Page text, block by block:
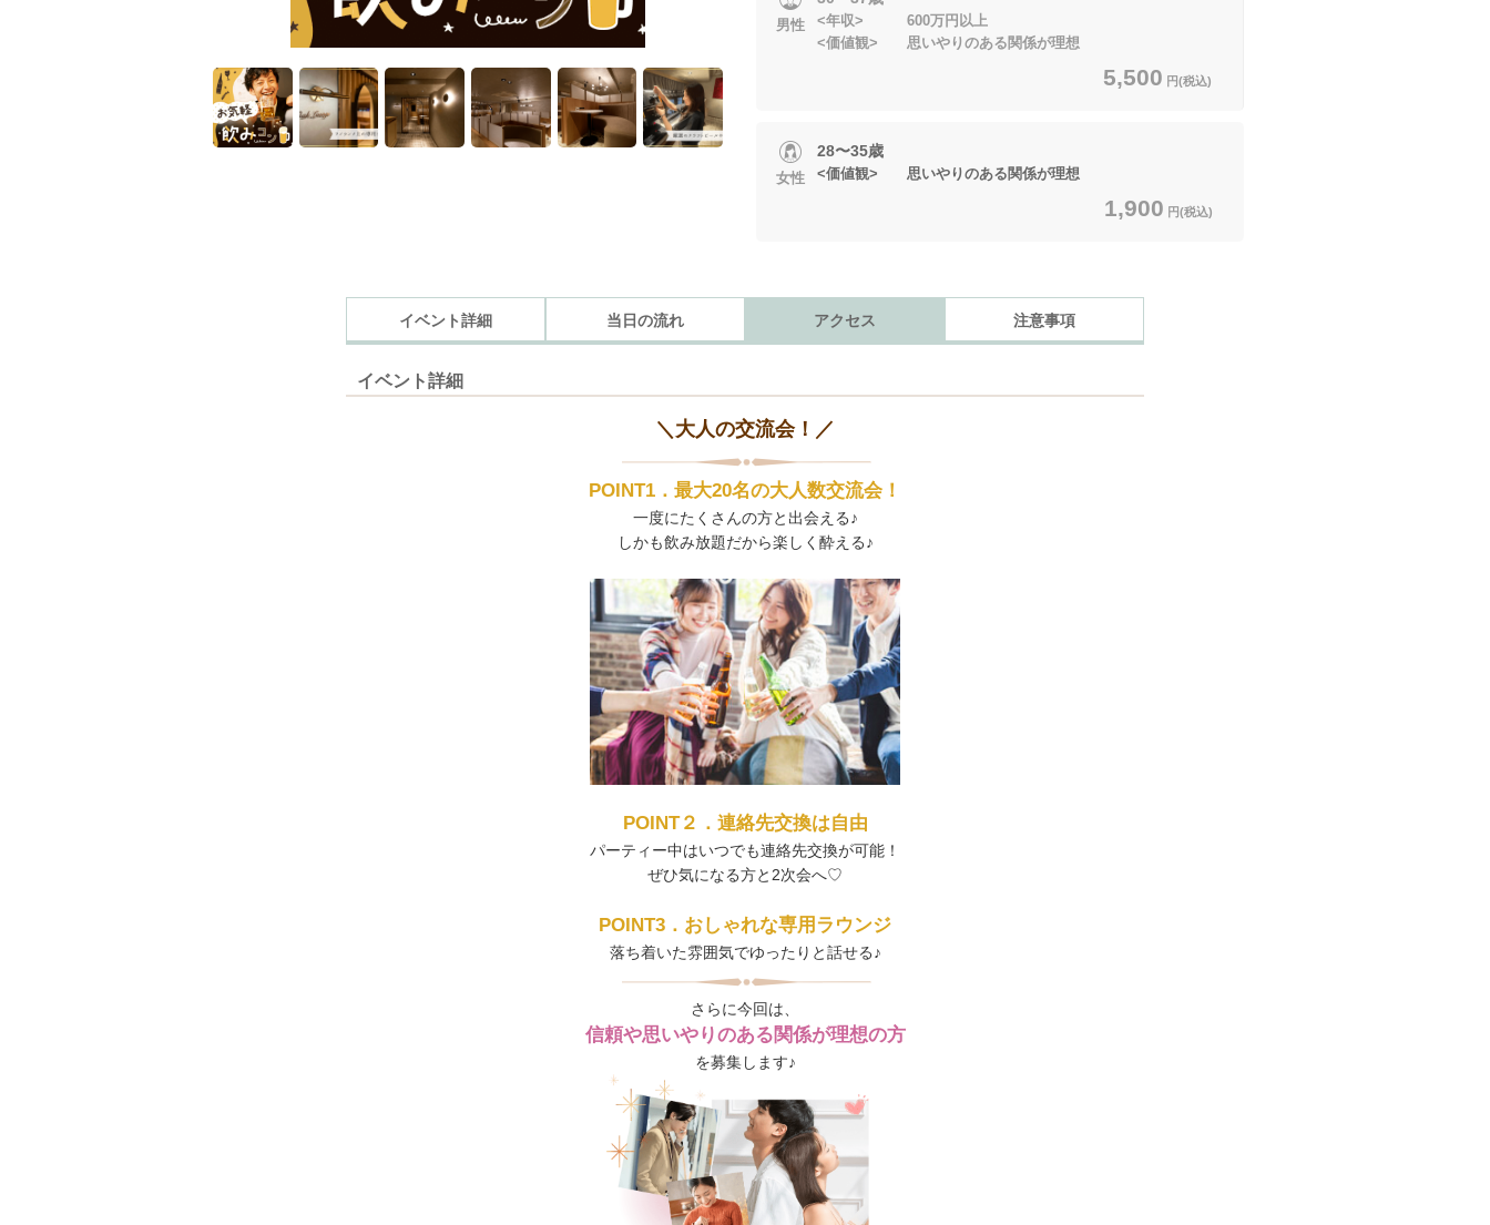
男性
<年収> 600万円以上
<価値観> 思いやりのある関係が理想
5,500 円(税込)
女性
28〜35歳
<価値観> 思いやりのある関係が理想
1,900 円(税込)
イベント詳細 当日の流れ アクセス 注意事項
イベント詳細
＼大人の交流会！／
POINT1．最大20名の大人数交流会！
一度にたくさんの方と出会える♪
しかも飲み放題だから楽しく酔える♪
POINT２．連絡先交換は自由
パーティー中はいつでも連絡先交換が可能！
ぜひ気になる方と2次会へ♡
POINT3．おしゃれな専用ラウンジ
落ち着いた雰囲気でゆったりと話せる♪
さらに今回は、
信頼や思いやりのある関係が理想の方
を募集します♪